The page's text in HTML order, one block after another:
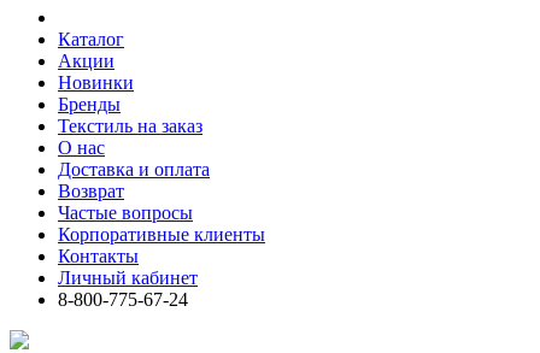
Каталог
Акции
Новинки
Бренды
Текстиль на заказ
О нас
Доставка и оплата
Возврат
Частые вопросы
Корпоративные клиенты
Контакты
Личный кабинет
8-800-775-67-24